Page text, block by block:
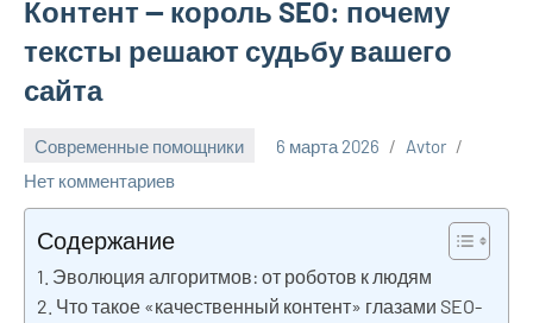
Контент — король SEO: почему
тексты решают судьбу вашего
сайта
Современные помощники 6 марта 2026
Avtor
Нет комментариев
Содержание
Эволюция алгоритмов: от роботов к людям
Что такое «качественный контент» глазами SEO-